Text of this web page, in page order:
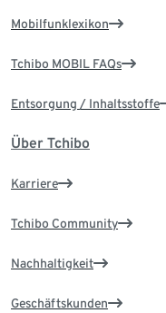
Mobilfunklexikon
Tchibo MOBIL FAQs
Entsorgung / Inhaltsstoffe
Über Tchibo
Karriere
Tchibo Community
Nachhaltigkeit
Geschäftskunden